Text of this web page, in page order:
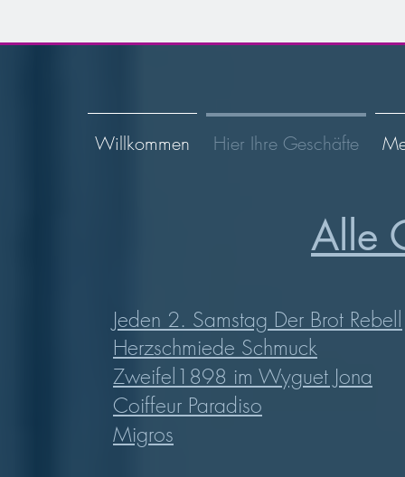
Alle
​Jeden 2. Samstag Der Brot Rebell
Herzschmiede Schmuck
Zweifel1898 im Wyguet Jona
Coiffeur Paradiso
Migros
Willkommen Hier Ihre Geschäfte